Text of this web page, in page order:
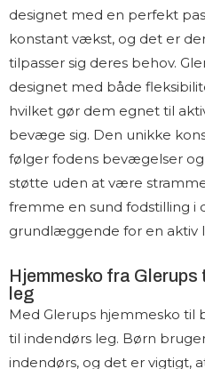
designet med en perfekt
konstant vækst, og det er
tilpasser sig deres behov.
designet med både
hvilket gør dem egnet til
bevæge sig. Den unikke
følger fodens bevægelser
støtte uden at være
fremme en sund fodstilling i
grundlæggende for en aktiv
Hjemmesko fra
leg
Med Glerups hjemmesko til
til indendørs leg. Børn
indendørs, og det er vigtigt,